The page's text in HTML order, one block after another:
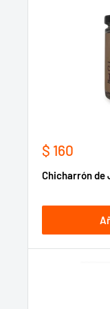
Precio
venta
$ 160
Chicharrón de